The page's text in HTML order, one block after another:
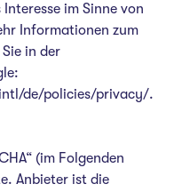
im Sinne von
Informationen zum
in der
de/policies/privacy/.
(im Folgenden
Anbieter ist die